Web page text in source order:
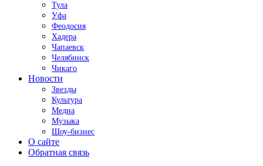
Тула
Уфа
Феодосия
Хадера
Чапаевск
Челябинск
Чикаго
Новости
Звезды
Культура
Медиа
Музыка
Шоу-бизнес
О сайте
Обратная связь